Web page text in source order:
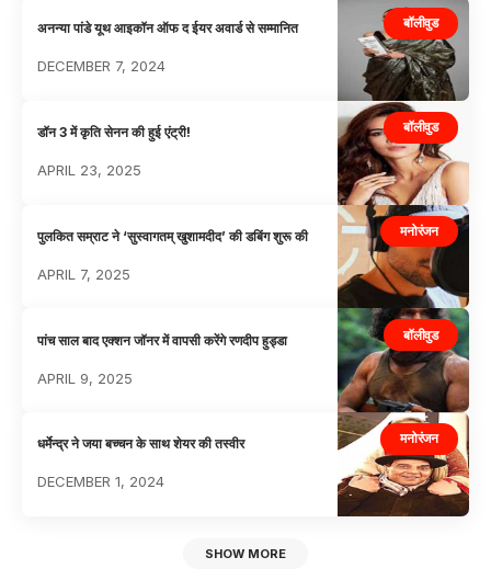
बॉलीवुड
अनन्या पांडे यूथ आइकॉन ऑफ द ईयर अवार्ड से सम्मानित
DECEMBER 7, 2024
बॉलीवुड
डॉन 3 में कृति सेनन की हुई एंट्री!
APRIL 23, 2025
मनोरंजन
पुलकित सम्राट ने ‘सुस्वागतम् खुशामदीद’ की डबिंग शुरू की
APRIL 7, 2025
बॉलीवुड
पांच साल बाद एक्शन जॉनर में वापसी करेंगे रणदीप हुड्डा
APRIL 9, 2025
मनोरंजन
धर्मेन्द्र ने जया बच्चन के साथ शेयर की तस्वीर
DECEMBER 1, 2024
SHOW MORE